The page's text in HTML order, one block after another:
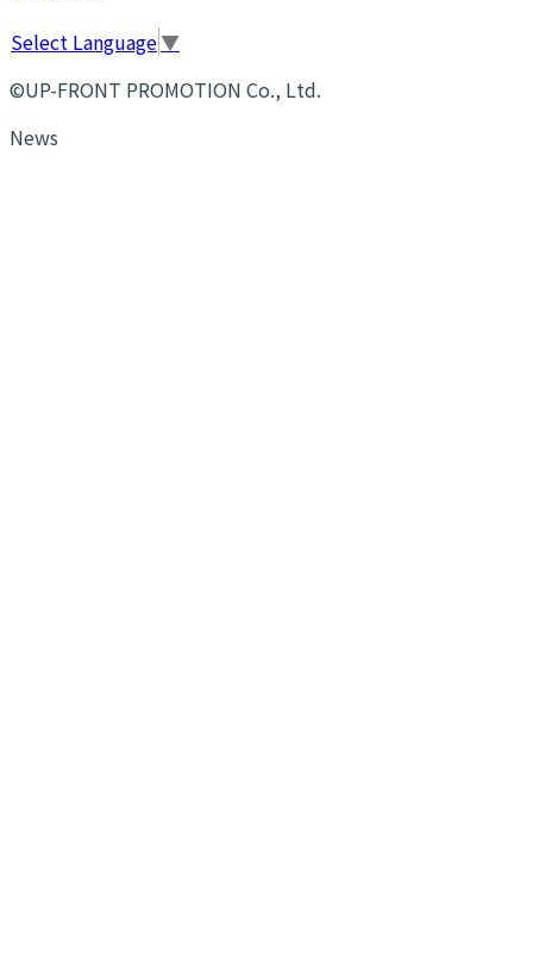
Select Language▼
©UP-FRONT PROMOTION Co., Ltd.
News